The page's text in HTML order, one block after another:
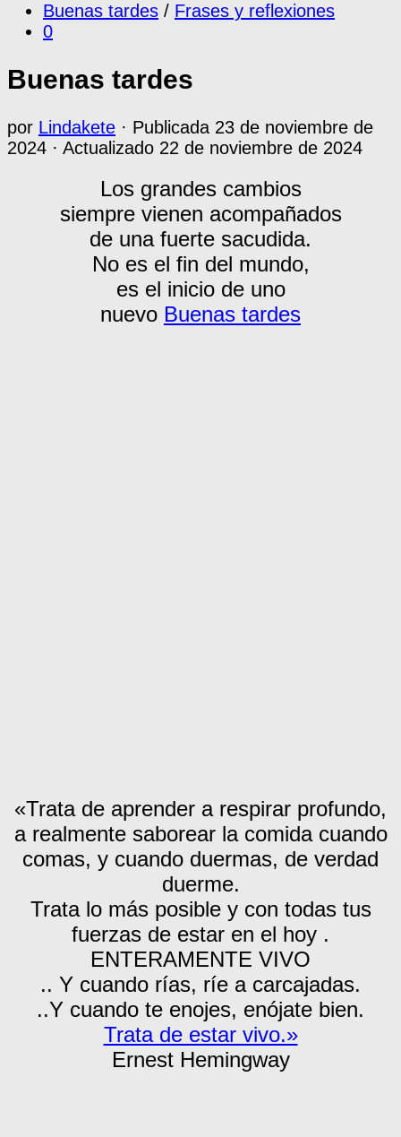
Buenas tardes / Frases y reflexiones
0
Buenas tardes
por Lindakete · Publicada 23 de noviembre de
2024 · Actualizado 22 de noviembre de 2024
Los grandes cambios
siempre vienen acompañados
de una fuerte sacudida.
No es el fin del mundo,
es el inicio de uno
nuevo Buenas tardes
«Trata de aprender a respirar profundo,
a realmente saborear la comida cuando
comas, y cuando duermas, de verdad
duerme.
Trata lo más posible y con todas tus
fuerzas de estar en el hoy .
ENTERAMENTE VIVO
.. Y cuando rías, ríe a carcajadas.
..Y cuando te enojes, enójate bien.
Trata de estar vivo.»
Ernest Hemingway